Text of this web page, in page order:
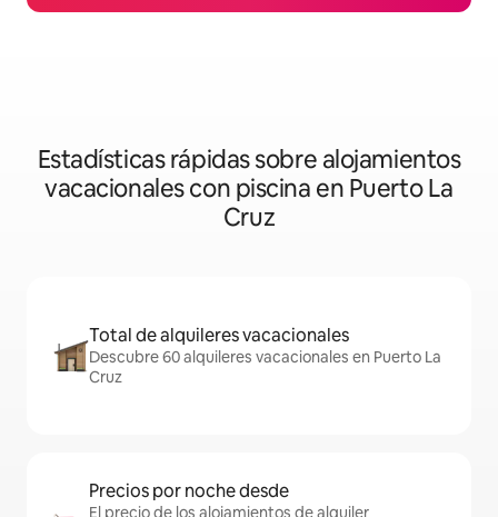
Estadísticas rápidas sobre alojamientos
vacacionales con piscina en Puerto La
Cruz
Total de alquileres vacacionales
Descubre 60 alquileres vacacionales en Puerto La
Cruz
Precios por noche desde
El precio de los alojamientos de alquiler